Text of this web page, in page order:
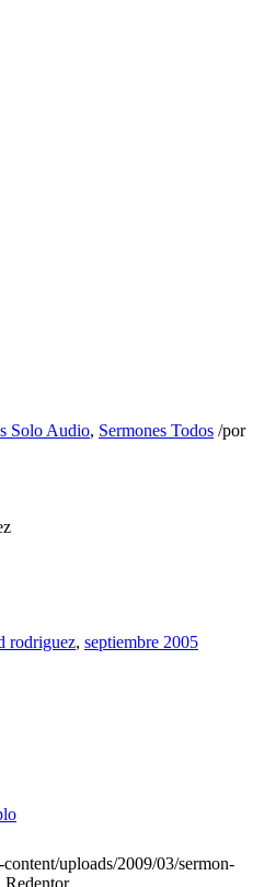
Solo Audio, Sermones Todos /por
rodriguez, septiembre 2005
uploads/2009/03/sermon-